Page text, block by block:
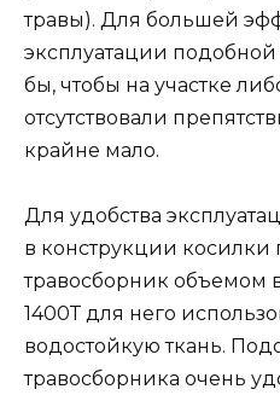
травы). Для большей
эксплуатации
бы, чтобы на участке
отсутствовали
крайне мало.
Для удобства
в конструкции косилки
травосборник объемом
1400Т для него
водостойкую ткань.
травосборника очень